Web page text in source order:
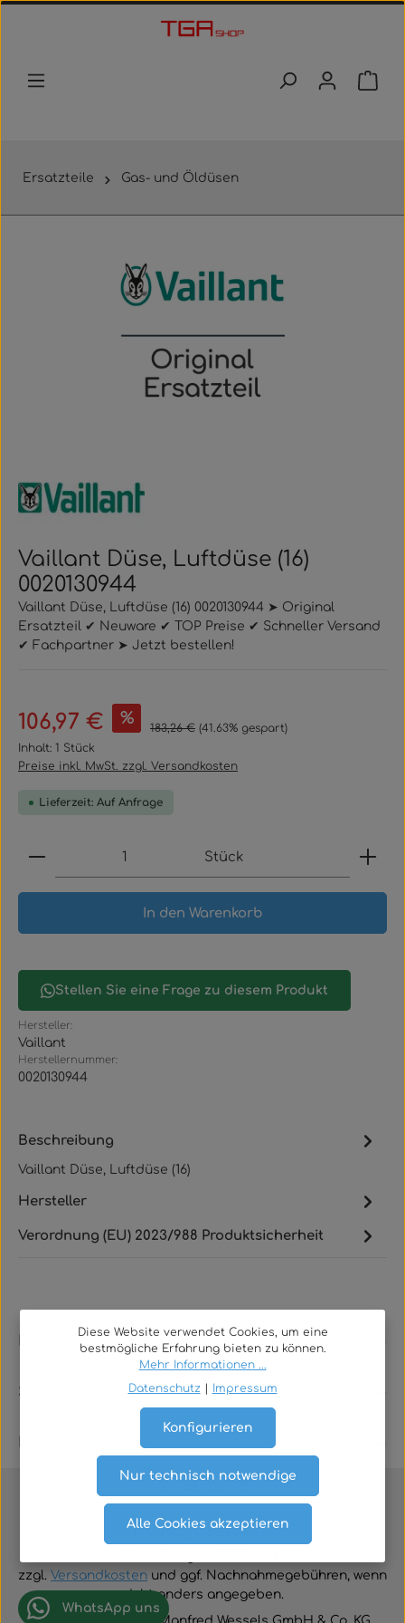
Zum Hauptinhalt springen
Ersatzteile Gas- und Öldüsen
Vaillant Düse, Luftdüse (16)
0020130944
Vaillant Düse, Luftdüse (16) 0020130944 ➤ Original
Ersatzteil ✔ Neuware ✔ TOP Preise ✔ Schneller Versand
✔ Fachpartner ➤ Jetzt bestellen!
Verkaufspreis:
106,97 € % Regulärer Preis:
183,26 € (41.63% gespart)
Inhalt: 1 Stück
Preise inkl. MwSt. zzgl. Versandkosten
Lieferzeit: Auf Anfrage
Produkt Anzahl: Gib den gewünschten Wert
Stück
In den Warenkorb
Stellen Sie eine Frage zu diesem Produkt
Hersteller:
Vaillant
Herstellernummer:
0020130944
Beschreibung
Vaillant Düse, Luftdüse (16)
Hersteller
Verordnung (EU) 2023/988 Produktsicherheit
Rechtliches
Service
Vertrag widerrufen
zzgl. Versandkosten und ggf. Nachnahmegebühren, wenn
nicht anders angegeben.
WhatsApp uns
Diese Website verwendet Cookies, um eine
bestmögliche Erfahrung bieten zu können.
Mehr Informationen ...
Datenschutz
Impressum
Nur technisch notwendige
Konfigurieren
Alle Cookies akzeptieren